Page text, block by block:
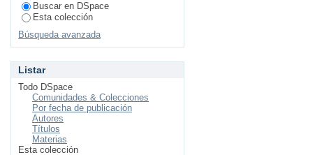
Buscar en DSpace
Esta colección
Búsqueda avanzada
Listar
Todo DSpace
Comunidades & Colecciones
Por fecha de publicación
Autores
Títulos
Materias
Esta colección